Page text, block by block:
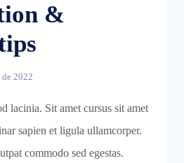
&
2022
lacinia. Sit amet cursus sit amet
sapien et ligula ullamcorper.
commodo sed egestas.